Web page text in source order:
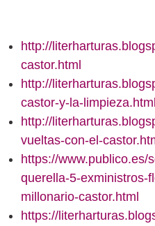
http://
castor.html
http://
castor-y-la-limpieza.html
http://
vueltas-con-el-
https://www.publico.es/
querella-5-exministros-
millonario-castor.html
https://